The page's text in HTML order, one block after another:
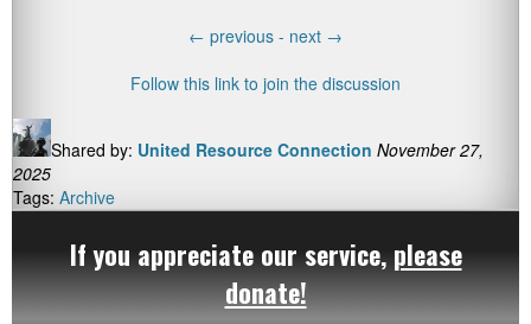
← previous - next →
Follow this link to join the discussion
Shared by: United Resource Connection November 27,
2025
Tags: Archive
If you appreciate our service, please
donate!